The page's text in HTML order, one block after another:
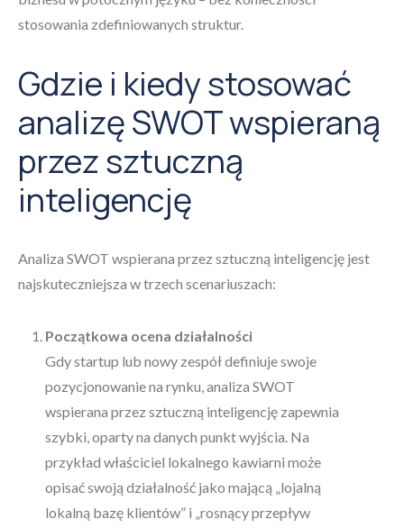
stosowania zdefiniowanych struktur.
Gdzie i kiedy stosować
analizę SWOT wspieraną
przez sztuczną
inteligencję
Analiza SWOT wspierana przez sztuczną inteligencję jest
najskuteczniejsza w trzech scenariuszach:
Początkowa ocena działalności
Gdy startup lub nowy zespół definiuje swoje
pozycjonowanie na rynku, analiza SWOT
wspierana przez sztuczną inteligencję zapewnia
szybki, oparty na danych punkt wyjścia. Na
przykład właściciel lokalnego kawiarni może
opisać swoją działalność jako mającą „lojalną
lokalną bazę klientów” i „rosnący przepływ